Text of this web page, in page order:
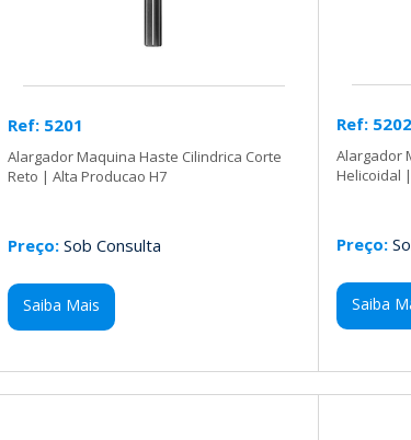
Ref: 5201
Alargador Maquina Haste Cilindrica Corte
Reto | Alta Producao H7
Preço: Sob Consulta
Saiba Mais
Ref: 5202
Alargador
Helicoidal |
Preço:
Saiba